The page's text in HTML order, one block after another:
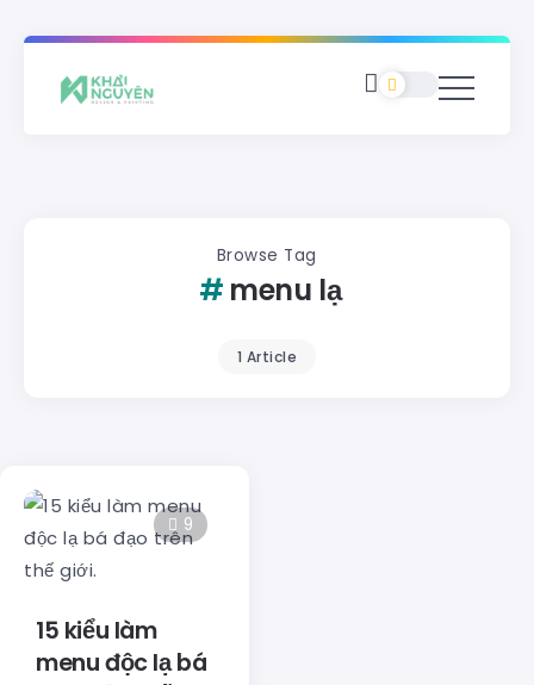
Browse Tag
menu lạ
1 Article
9
15 kiểu làm
menu độc lạ bá